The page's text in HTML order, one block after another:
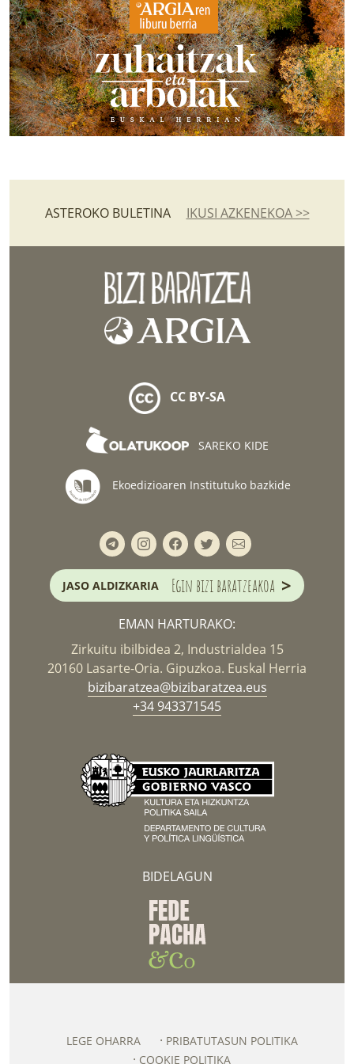
ASTEROKO BULETINA IKUSI AZKENEKOA >>
CC BY-SA
SAREKO KIDE
Ekoedizioaren Institutuko bazkide
JASO ALDIZKARIA Egin bizi baratzeakoa >
EMAN HARTURAKO:
Zirkuitu ibilbidea 2, Industrialdea 15
20160 Lasarte-Oria. Gipuzkoa. Euskal Herria
bizibaratzea@bizibaratzea.eus
+34 943371545
BIDELAGUN
LEGE OHARRA
PRIBATUTASUN POLITIKA
COOKIE POLITIKA